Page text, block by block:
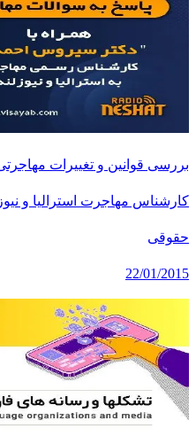
بررسی قوانین و تغییرات مهاجرتی
کارشناس مهاجرت استرالیا و
حقوقی
22/01/2015